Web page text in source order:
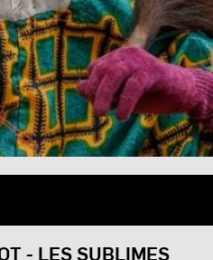
- LES SUBLIMES